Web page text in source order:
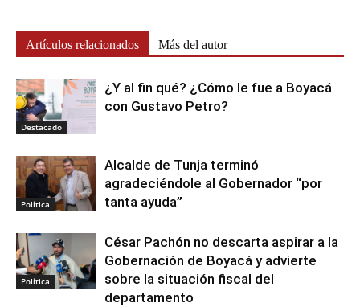
Artículos relacionados Más del autor
Destacado
¿Y al fin qué? ¿Cómo le fue a Boyacá
con Gustavo Petro?
Política
Alcalde de Tunja terminó
agradeciéndole al Gobernador “por
tanta ayuda”
Política
César Pachón no descarta aspirar a la
Gobernación de Boyacá y advierte
sobre la situación fiscal del
departamento